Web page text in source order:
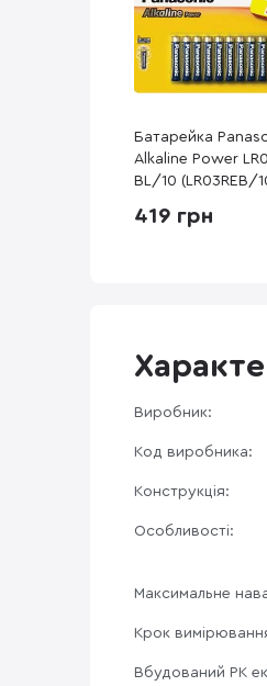
Батарейка
Alkaline Power
BL/10 (LR03REB/
419 грн
Виробник:
Код виробника:
Конструкція:
Особливості:
Максимальне
Крок
Вбудований РК